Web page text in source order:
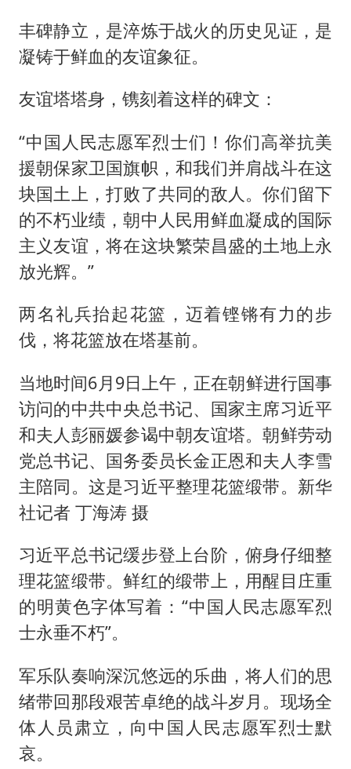
丰碑静立，是淬炼于战火的历史见证，是
凝铸于鲜血的友谊象征。
友谊塔塔身，镌刻着这样的碑文：
“中国人民志愿军烈士们！你们高举抗美
援朝保家卫国旗帜，和我们并肩战斗在这
块国土上，打败了共同的敌人。你们留下
的不朽业绩，朝中人民用鲜血凝成的国际
主义友谊，将在这块繁荣昌盛的土地上永
放光辉。”
两名礼兵抬起花篮，迈着铿锵有力的步
伐，将花篮放在塔基前。
当地时间6月9日上午，正在朝鲜进行国事
访问的中共中央总书记、国家主席习近平
和夫人彭丽媛参谒中朝友谊塔。朝鲜劳动
党总书记、国务委员长金正恩和夫人李雪
主陪同。这是习近平整理花篮缎带。新华
社记者 丁海涛 摄
习近平总书记缓步登上台阶，俯身仔细整
理花篮缎带。鲜红的缎带上，用醒目庄重
的明黄色字体写着：“中国人民志愿军烈
士永垂不朽”。
军乐队奏响深沉悠远的乐曲，将人们的思
绪带回那段艰苦卓绝的战斗岁月。现场全
体人员肃立，向中国人民志愿军烈士默
哀。